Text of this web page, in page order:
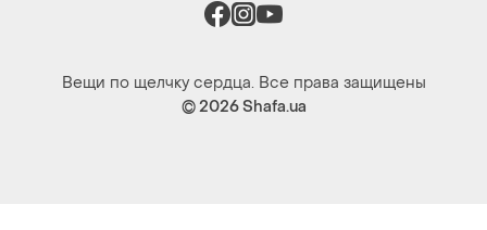
Вещи по щелчку сердца. Все права защищены
© 2026Shafa.ua